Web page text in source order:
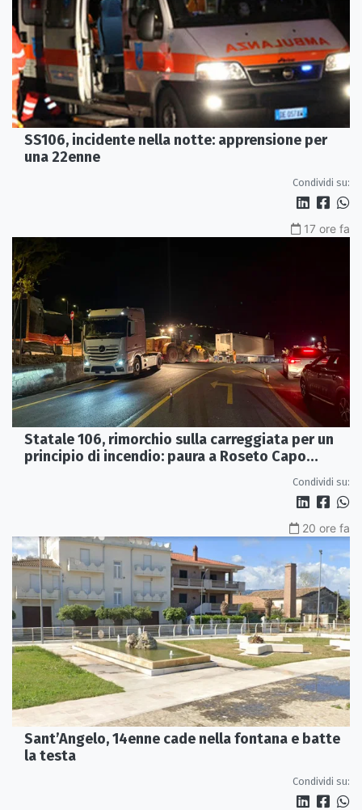
SS106, incidente nella notte: apprensione per
una 22enne
Condividi su:
17 ore fa
Statale 106, rimorchio sulla carreggiata per un
principio di incendio: paura a Roseto Capo
Condividi su:
20 ore fa
Sant’Angelo, 14enne cade nella fontana e batte
la testa
Condividi su: